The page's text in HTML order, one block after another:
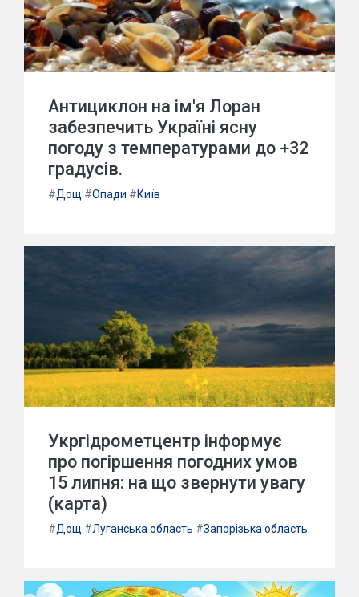
Антициклон на ім'я Лоран
забезпечить Україні ясну
погоду з температурами до +32
градусів.
#Дощ #Опади #Київ
Укргідрометцентр інформує
про погіршення погодних умов
15 липня: на що звернути увагу
(карта)
#Дощ #Луганська область #Запорізька область